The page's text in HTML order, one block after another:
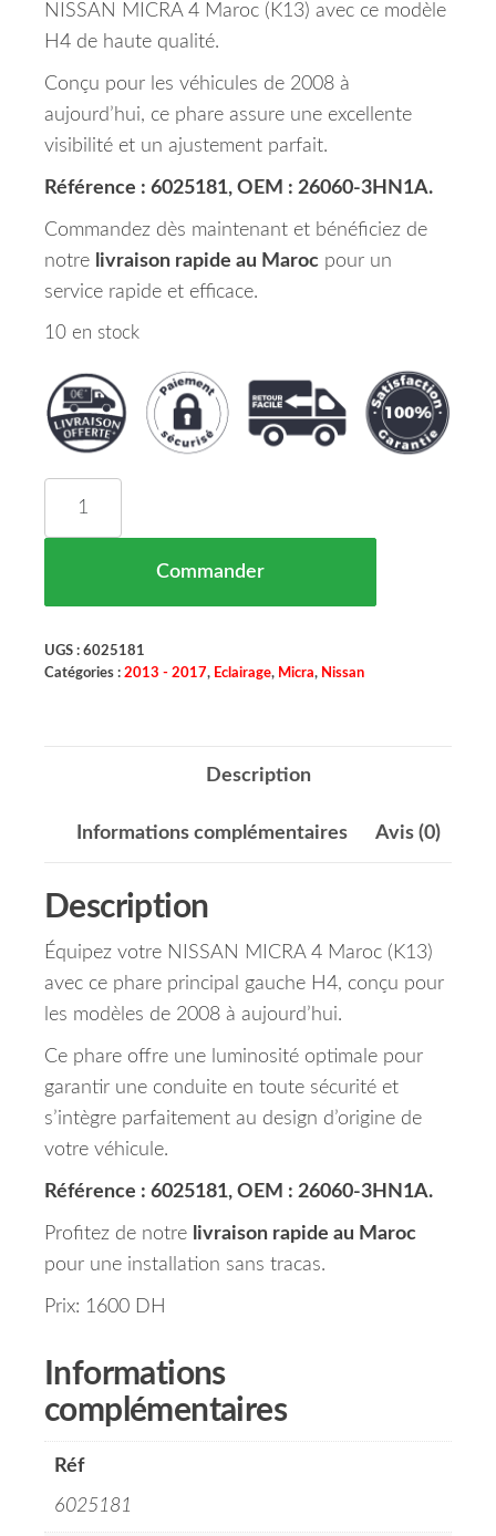
NISSAN MICRA 4 Maroc (K13) avec ce modèle
H4 de haute qualité.
Conçu pour les véhicules de 2008 à
aujourd’hui, ce phare assure une excellente
visibilité et un ajustement parfait.
Référence : 6025181, OEM : 26060-3HN1A.
Commandez dès maintenant et bénéficiez de
notre livraison rapide au Maroc pour un
service rapide et efficace.
10 en stock
Commander
UGS : 6025181
Catégories : 2013 - 2017, Eclairage, Micra, Nissan
Description
Informations complémentaires Avis (0)
Description
Équipez votre NISSAN MICRA 4 Maroc (K13)
avec ce phare principal gauche H4, conçu pour
les modèles de 2008 à aujourd’hui.
Ce phare offre une luminosité optimale pour
garantir une conduite en toute sécurité et
s’intègre parfaitement au design d’origine de
votre véhicule.
Référence : 6025181, OEM : 26060-3HN1A.
Profitez de notre livraison rapide au Maroc
pour une installation sans tracas.
Prix: 1600 DH
Informations
complémentaires
Réf
6025181